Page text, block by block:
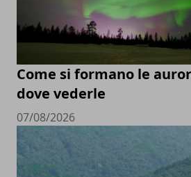
Come si formano le
dove vederle
07/08/2026